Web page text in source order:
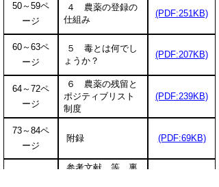
50～59ペ
ージ
４ 農薬の登録の
仕組み
(PDF:251KB)
60～63ペ
ージ
５ 毒とは何でし
ょうか？
(PDF:207KB)
64～72ペ
ージ
６ 農薬の残留と
ポジティブリスト
制度
(PDF:239KB)
73～84ペ
ージ
附録 (PDF:69KB)
参考文献 等 裏